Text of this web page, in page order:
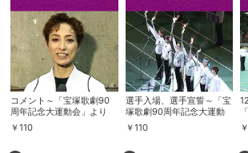
コメント～「宝塚歌劇90
周年記念大運動会」より
￥110
選手入場、選手宣誓～「宝
塚歌劇90周年記念大運動
会」より
￥110 ￥